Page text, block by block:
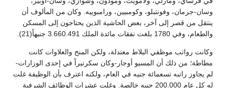
وسان-جرمان، وفونتبلو، وكومبيين، ورامبوييه. وكان من المألوف أن
ينتقل من قصر إلى آخر، بعض الحاشية الذين يحتاجون إلى المسكن
والطعام، وفي 1780 بلغت نفقات مائدة الملك 3.660.491 جنيهاً(21).
وكانت رواتب موظفي البلاط معتدلة، ولكن المنح والعلاوات كانت
مطاطة؛ من ذلك أن المسيو أوجار-وكان سكرتيراً في إحدى الوزارات-
لم يجاوز راتبه تسعمائة جنيه في العام، ولكنه اعترف بأن الوظيفة غلت
له كل عام 200.000 جنيه خالصة. وغلت عشرات الوظائف الشرفية